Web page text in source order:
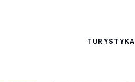
TURYSTYKA
okazjonalne-